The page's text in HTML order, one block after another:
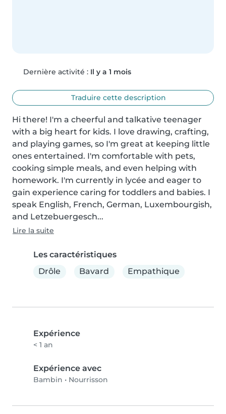
Dernière activité : Il y a 1 mois
Traduire cette description
Hi there! I'm a cheerful and talkative teenager
with a big heart for kids. I love drawing, crafting,
and playing games, so I'm great at keeping little
ones entertained. I'm comfortable with pets,
cooking simple meals, and even helping with
homework. I'm currently in lycée and eager to
gain experience caring for toddlers and babies. I
speak English, French, German, Luxembourgish,
and Letzebuergesch...
Lire la suite
Les caractéristiques
Drôle
Bavard Empathique
Expérience
< 1 an
Expérience avec
Bambin • Nourrisson